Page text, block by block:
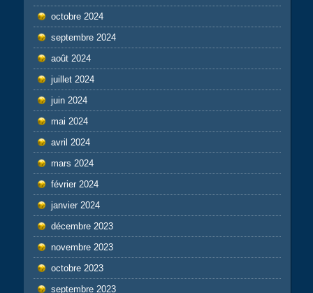
octobre 2024
septembre 2024
août 2024
juillet 2024
juin 2024
mai 2024
avril 2024
mars 2024
février 2024
janvier 2024
décembre 2023
novembre 2023
octobre 2023
septembre 2023